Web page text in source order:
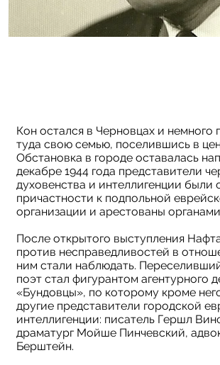
Кон остался в Черновцах и немного
туда свою семью, поселившись в
Обстановка в городе оставалась
декабре 1944 года представители
духовенства и интеллигенции были
причастности к подпольной
организации и арестованы
После открытого выступления
против несправедливостей в
ним стали наблюдать.
поэт стал фигурантом агентурного
«Бундовцы», по которому кроме
другие представители городской
интеллигенции: писатель Гершл
драматург Мойше Пинчевский,
Берштейн.